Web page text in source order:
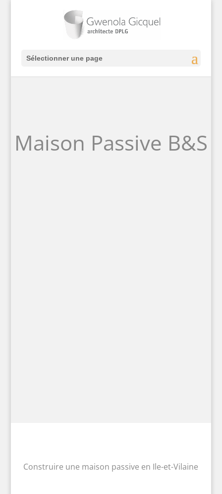
Sélectionner une page
Maison Passive B&S
Construire une maison passive en Ile-et-Vilaine